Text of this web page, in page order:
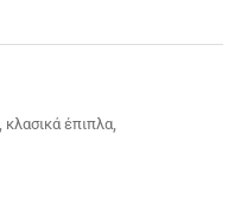
κλασικά έπιπλα